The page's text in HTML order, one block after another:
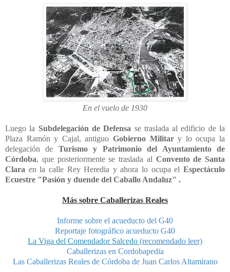
En el vuelo de 1930
Luego la Subdelegación de Defensa se traslada al edificio de la
Plaza Ramón y Cajal, antiguo Gobierno Military lo ocupa la
delegación de Turismo y Patrimonio del Ayuntamiento de
Córdoba, que posteriormente se traslada al Convento de Santa
Clara en la calle Rey Heredia y ahora lo ocupa el Espectáculo
Ecuestre "Pasión y duende del Caballo Andaluz" .
Más sobre Caballerizas Reales
Informe sobre el acueducto del G40
Reportaje fotográfico acueducto G40
La Viga del Comendador Salcedo (recomendado leer)
Caballerizas en Cordobapedia
Las Caballerizas Reales de Córdoba de Juan Carlos Altamirano